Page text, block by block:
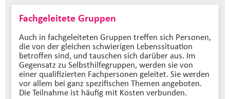
Fachgeleitete Gruppen
Auch in fachgeleiteten Gruppen treffen sich Personen,
die von der gleichen schwierigen Lebenssituation
betroffen sind, und tauschen sich darüber aus. Im
Gegensatz zu Selbsthilfegruppen, werden sie von
einer qualifizierten Fachpersonen geleitet. Sie werden
vor allem bei ganz spezifischen Themen angeboten.
Die Teilnahme ist häufig mit Kosten verbunden.